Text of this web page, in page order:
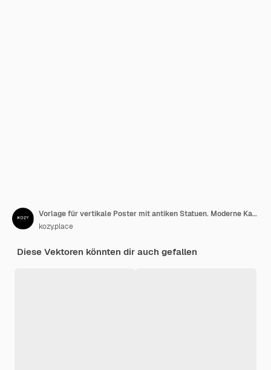
Vorlage für vertikale Poster mit antiken Statuen. Moderne Karte, Wandkunst.
kozy.place
Diese Vektoren könnten dir auch gefallen